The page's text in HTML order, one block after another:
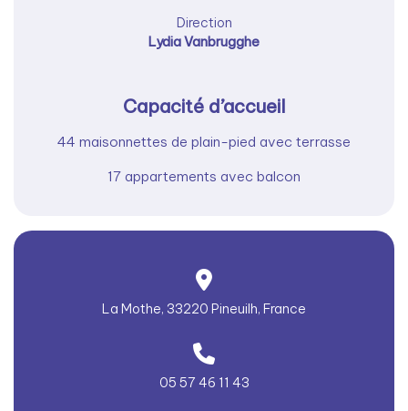
Direction
Lydia Vanbrugghe
Capacité d’accueil
44 maisonnettes de plain-pied avec terrasse
17 appartements avec balcon
La Mothe, 33220 Pineuilh, France
05 57 46 11 43